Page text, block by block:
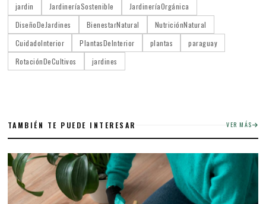
jardin JardineríaSostenible
JardineríaOrgánica
DiseñoDeJardines
BienestarNatural
NutriciónNatural
CuidadoInterior
PlantasDeInterior plantas
paraguay
RotaciónDeCultivos
jardines
TAMBIÉN TE PUEDE INTERESAR VER MÁS